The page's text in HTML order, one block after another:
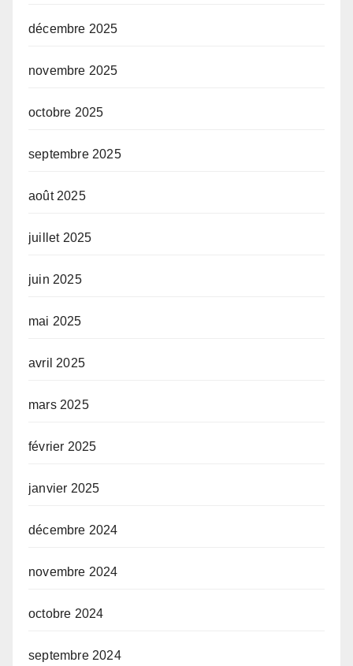
décembre 2025
novembre 2025
octobre 2025
septembre 2025
août 2025
juillet 2025
juin 2025
mai 2025
avril 2025
mars 2025
février 2025
janvier 2025
décembre 2024
novembre 2024
octobre 2024
septembre 2024